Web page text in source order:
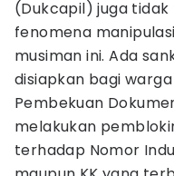
(Dukcapil) juga
fenomena
musiman ini. Ada
disiapkan bagi
Pembekuan
melakukan
terhadap Nomor